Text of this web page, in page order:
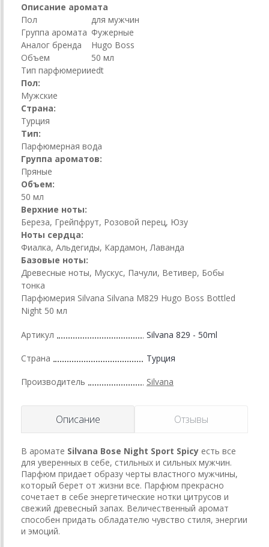
Описание аромата
Пол
для мужчин
Группа аромата Фужерные
Аналог бренда
Hugo Boss
Объем
50 мл
Тип парфюмерииedt
Пол:
Мужские
Страна:
Турция
Тип:
Парфюмерная вода
Группа ароматов:
Пряные
Объем:
50 мл
Верхние ноты:
Береза, Грейпфрут, Розовой перец, Юзу
Ноты сердца:
Фиалка, Альдегиды, Кардамон, Лаванда
Базовые ноты:
Древесные ноты, Мускус, Пачули, Ветивер, Бобы
тонка
Парфюмерия Silvana Silvana M829 Hugo Boss Bottled
Night 50 мл
Артикул Silvana 829 - 50ml
Страна Турция
Производитель Silvana
Описание Отзывы
В аромате Silvana Bose Night Sport Spicy есть все
для уверенных в себе, стильных и сильных мужчин.
Парфюм придает образу черты властного мужчины,
который берет от жизни все. Парфюм прекрасно
сочетает в себе энергетические нотки цитрусов и
свежий древесный запах. Величественный аромат
способен придать обладателю чувство стиля, энергии
и эмоций.